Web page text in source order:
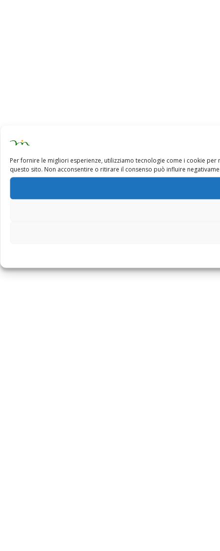
Per fornire le migliori esperienze, utilizziamo tecnologie come i cookie
questo sito. Non acconsentire o ritirare il consenso può influire